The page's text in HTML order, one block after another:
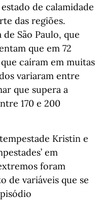
de calamidade
das regiões.
São Paulo, que
que em 72
caíram em muitas
variaram entre
que supera a
170 e 200
Kristin e
em
foram
de variáveis que se